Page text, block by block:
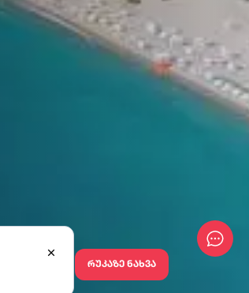
რუკაზე ნახვა